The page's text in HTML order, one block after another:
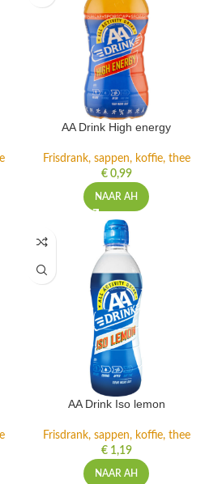
AA Drink High energy
Frisdrank, sappen, koffie, thee
€0,99
NAAR AH
AA Drink Iso lemon
Frisdrank, sappen, koffie, thee
€1,19
NAAR AH